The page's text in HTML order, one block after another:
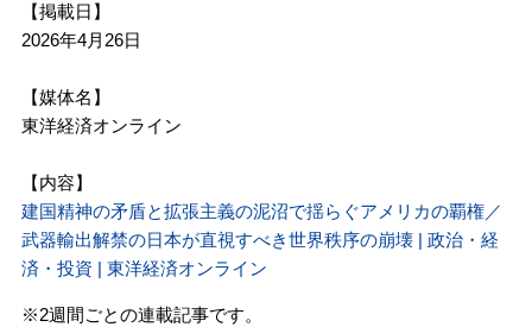
【掲載日】
2026年4月26日
【媒体名】
東洋経済オンライン
【内容】
建国精神の矛盾と拡張主義の泥沼で揺らぐアメリカの覇権／
武器輸出解禁の日本が直視すべき世界秩序の崩壊 | 政治・経
済・投資 | 東洋経済オンライン
※2週間ごとの連載記事です。